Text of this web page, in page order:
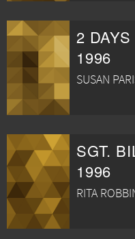
2
1996
SUSAN
SGT.
1996
RITA